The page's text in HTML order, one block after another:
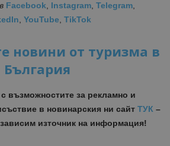
Facebook, Instagram, Telegram,
, YouTube, TikTok
новини от туризма в
България
възможностите за рекламно и
в новинарския ни сайт ТУК–
източник на информация!